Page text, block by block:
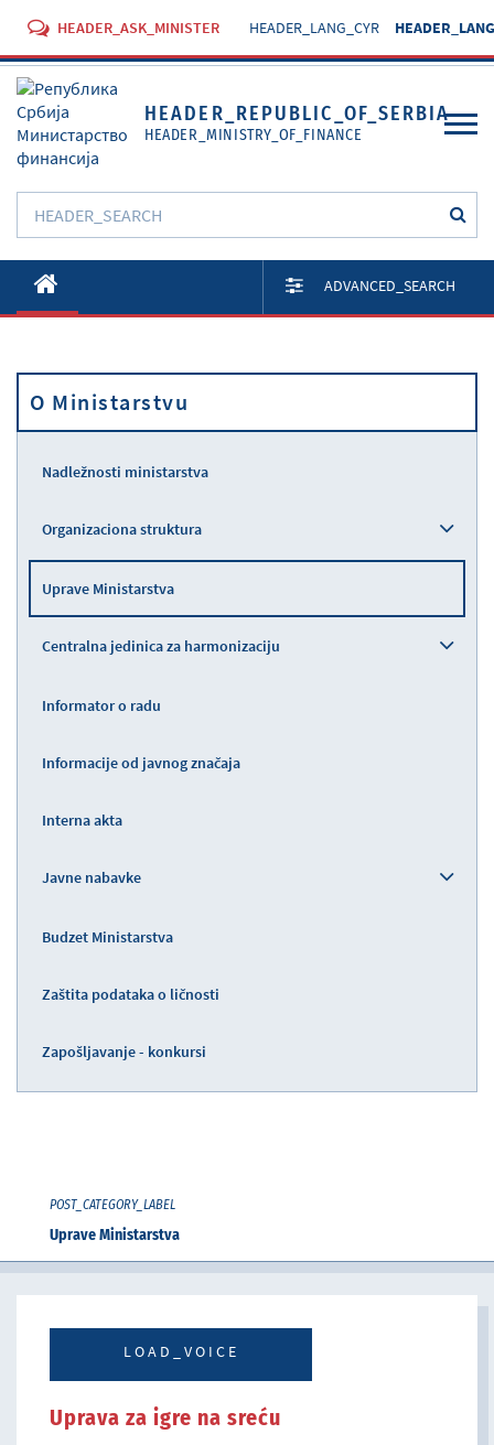
HEADER_ASK_MINISTER HEADER_LANG_CYR
HEADER_REPUBLIC_OF_SERBIA
HEADER_MINISTRY_OF_FINANCE
O Ministarstvu
Aktivnosti
Propisi
ADVANCED_SEARCH
O Ministarstvu
Nadležnosti ministarstva
Organizaciona struktura
Uprave Ministarstva
Centralna jedinica za harmonizaciju
Informator o radu
Informacije od javnog značaja
Interna akta
Javne nabavke
Budzet Ministarstva
Zaštita podataka o ličnosti
Zapošljavanje - konkursi
POST_CATEGORY_LABEL
Uprave Ministarstva
LOAD_VOICE
Uprava za igre na sreću